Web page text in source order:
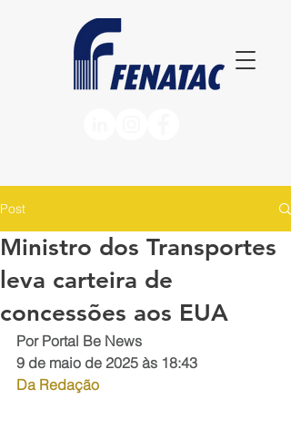
Post
Ministro dos Transportes
leva carteira de
concessões aos EUA
Por Portal Be News
9 de maio de 2025 às 18:43
Da Redação